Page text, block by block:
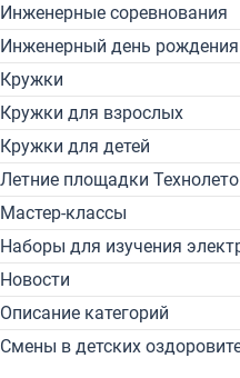
Инженерные соревнования
Инженерный день рождения
Кружки
Кружки для взрослых
Кружки для детей
Летние площадки Технолето
Мастер-классы
Наборы для изучения
Новости
Описание категорий
Смены в детских